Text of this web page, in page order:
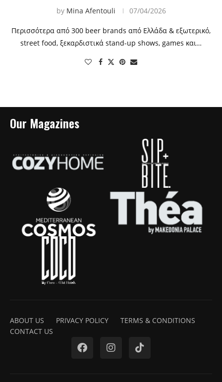
by Mina Afentouli 07/04/2026
Περισσότερα από 300 beer brands από Ελλάδα & εξωτερικό,
street food, ξεκαρδιστικά stand-up shows, games και…
Our Magazines
ABOUT US PRIVACY POLICY
TERMS & CONDITIONS
CONTACT US